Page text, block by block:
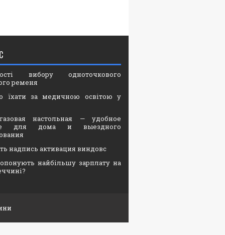
вибору одноточкового
ременя
їхати за медичною освітою у
настольная — удобное
для дома и выездного
надпись активация виндовс
найбільшу зарплату на